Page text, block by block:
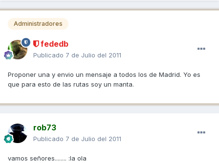
Administradores
fededb
Publicado 7 de Julio del 2011
Proponer una y envio un mensaje a todos los de Madrid. Yo es
que para esto de las rutas soy un manta.
rob73
Publicado 7 de Julio del 2011
vamos señores........ :la ola